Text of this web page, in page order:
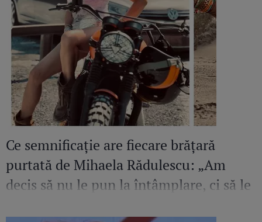
Ce semnificație are fiecare brățară
purtată de Mihaela Rădulescu: „Am
decis să nu le pun la întâmplare, ci să le